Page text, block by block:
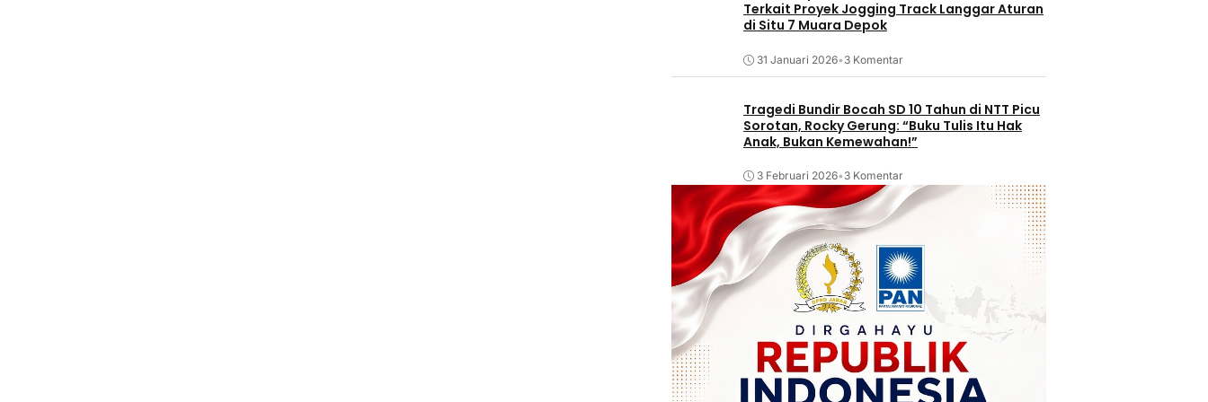
Terkait Proyek Jogging Track Langgar Aturan
di Situ 7 Muara Depok
31 Januari 2026• 3 Komentar
Tragedi Bundir Bocah SD 10 Tahun di NTT Picu
Sorotan, Rocky Gerung: “Buku Tulis Itu Hak
Anak, Bukan Kemewahan!”
3 Februari 2026• 3 Komentar